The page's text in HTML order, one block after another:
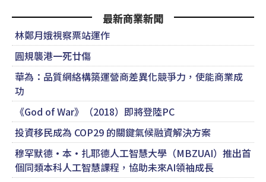
最新商業新聞
林鄭月娥視察票站運作
圓規襲港一死廿傷
華為：品質網絡構築運營商差異化競爭力，使能商業成
功
《God of War》（2018）即將登陸PC
投資移民成為 COP29 的關鍵氣候融資解決方案
穆罕默德·本·扎耶德人工智慧大學（MBZUAI）推出首
個同類本科人工智慧課程，協助未來AI領袖成長